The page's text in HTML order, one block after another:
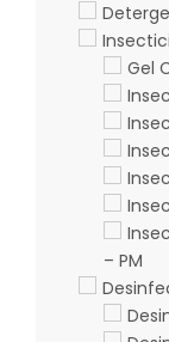
Gel
– PM